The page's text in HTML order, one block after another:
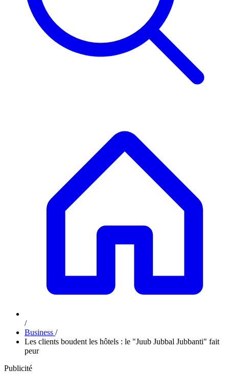
/
Business /
Les clients boudent les hôtels : le "Juub Jubbal Jubbanti" fait
peur
Publicité